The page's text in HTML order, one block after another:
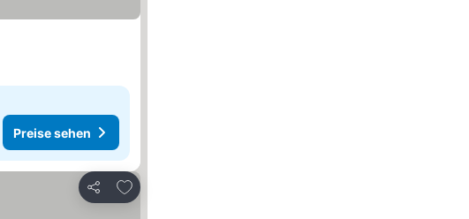
Preise sehen
Teilen
Zu Favoriten hinzufügen